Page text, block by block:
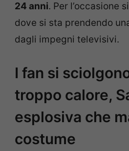
24 anni. Per l’occasione
dove si sta prendendo
dagli impegni televisivi.
I fan si
troppo calore,
esplosiva che
costume